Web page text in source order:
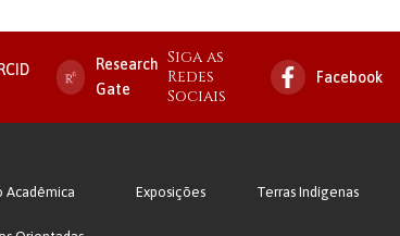
Research
Gate
Siga as
Redes
Sociais
Facebook
Acadêmica Exposições Terras Indígenas